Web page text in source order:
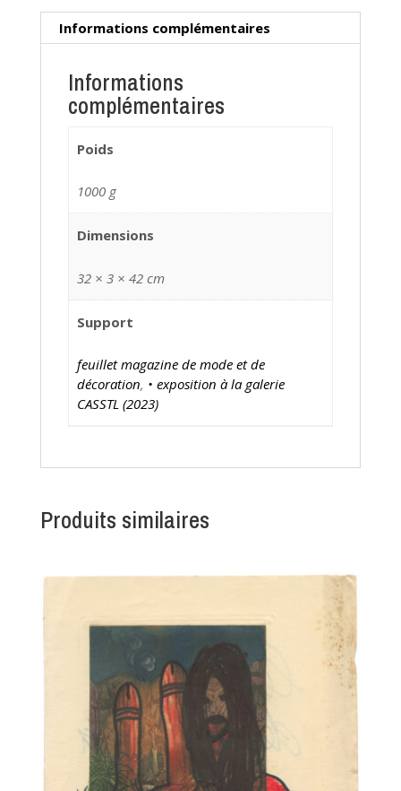
Informations complémentaires
Informations
complémentaires
Poids
1000 g
Dimensions
32 × 3 × 42 cm
Support
feuillet magazine de mode et de
décoration, • exposition à la galerie
CASSTL (2023)
Produits similaires